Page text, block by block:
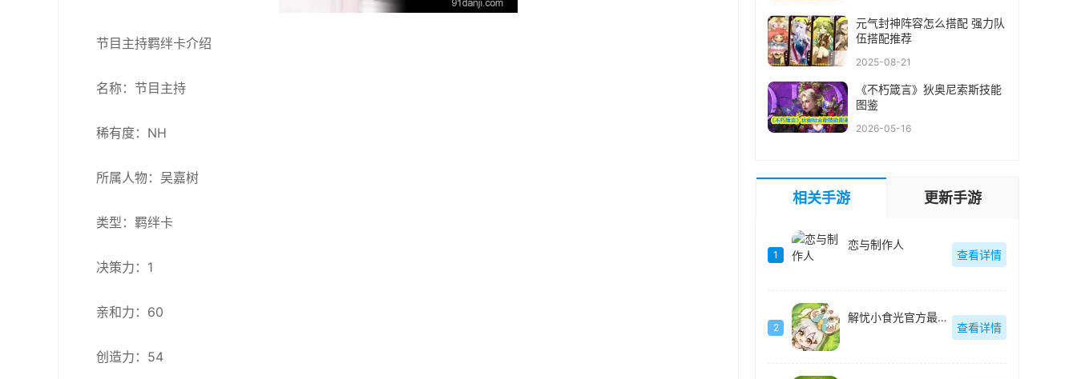
节目主持羁绊卡介绍
名称：节目主持
稀有度：NH
所属人物：吴嘉树
类型：羁绊卡
决策力：1
亲和力：60
创造力：54
元气封神阵容怎么搭配 强力队
伍搭配推荐
2025-08-21
《不朽箴言》狄奥尼索斯技能
图鉴
2026-05-16
相关手游 更新手游
1
恋与制作人
查看详情
2
解忧小食光官方最新版
查看详情